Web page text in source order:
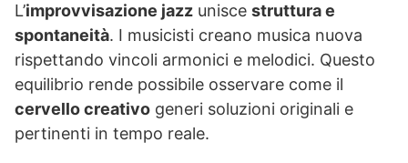
L’improvvisazione jazz unisce struttura e
spontaneità. I musicisti creano musica nuova
rispettando vincoli armonici e melodici. Questo
equilibrio rende possibile osservare come il
cervello creativo generi soluzioni originali e
pertinenti in tempo reale.